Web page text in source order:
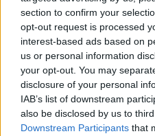
section to confirm your
opt-out request is processed
interest-based ads based on
us or personal information
your opt-out. You may
disclosure of your personal
IAB’s list of downstream
also be disclosed by us to
Downstream Participants that
Ειδήσειςαπό την
Σχολιάστε